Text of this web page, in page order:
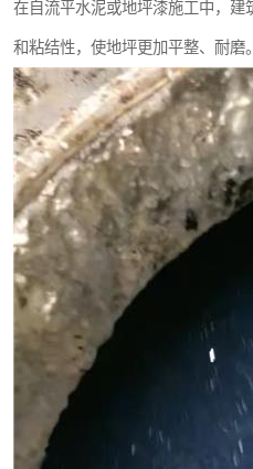
在自流平水泥或地坪漆施工中，建
和粘结性，使地坪更加平整、耐磨。